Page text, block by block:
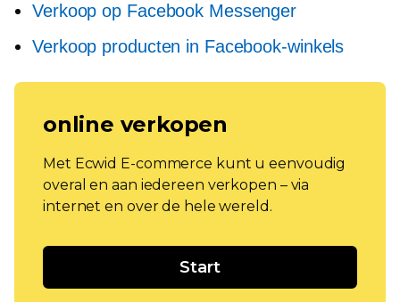
Verkoop op Facebook Messenger
Verkoop producten in Facebook-winkels
online verkopen
Met Ecwid E-commerce kunt u eenvoudig
overal en aan iedereen verkopen – via
internet en over de hele wereld.
Start